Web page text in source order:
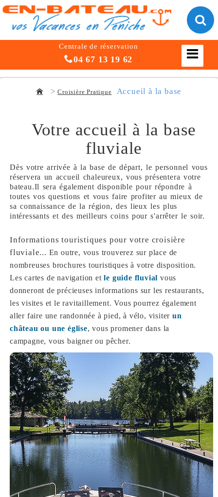
Centrale de réservation
04 67 13 19 62
Croisière Pratique Accueil à la base
Votre accueil à la base
fluviale
Dès votre arrivée à la base de départ, le personnel vous
réservera un accueil chaleureux, vous présentera votre
bateau.Il sera également disponible pour répondre à
toutes vos questions et vous faire profiter au mieux de
sa connaissance de la région, des lieux les plus
intéressants et des meilleurs coins pour s'arrêter le soir.
Informations touristiques pour votre croisière
fluviale... En outre, vous trouverez sur place de
nombreuses brochures touristiques à votre disposition.
Les cartes de navigation etle guide fluvial vous
donneront de précieuses informations sur les restaurants,
les visites et le ravitaillement. Vous pourrez également
aller faire une randonnée à pied, à vélo, visiter un
château ou une église, vous promener dans la
campagne, vous baigner ou pêcher.